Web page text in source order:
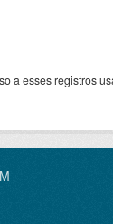
a esses registros